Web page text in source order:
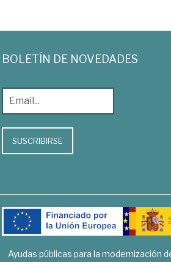
BOLETÍN DE NOVEDADES
SUSCRIBIRSE
Ayudas públicas para la modernización